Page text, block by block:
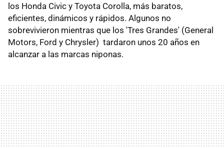
los Honda Civic y Toyota Corolla, más baratos,
eficientes, dinámicos y rápidos. Algunos no
sobrevivieron mientras que los 'Tres Grandes' (General
Motors, Ford y Chrysler) tardaron unos 20 años en
alcanzar a las marcas niponas.